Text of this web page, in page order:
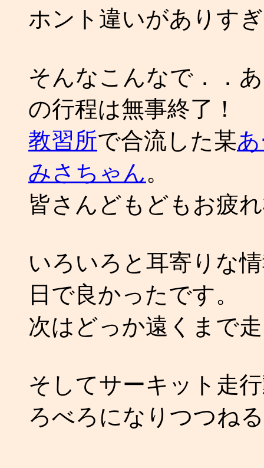
ホント違いがありす
そんなこんなで．．
の行程は無事終了！
教習所で合流した某
みさちゃん。
皆さんどもどもお疲
いろいろと耳寄りな
日で良かったです。
次はどっか遠くまで
そしてサーキット走
ろべろになりつつね